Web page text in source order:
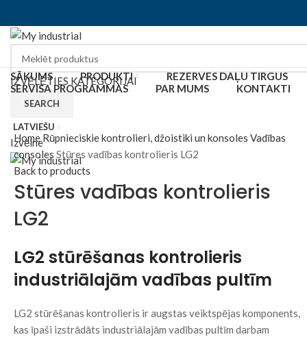
IZVĒLĒTIES KATEGORIJAI
SEARCH
LATVIEŠU
Izvēlne
SĀKUMS PRODUKTI
REZERVES DAĻU TIRGUS
SERVISA PROGRAMMAS
PAR MUMS KONTAKTI
Click to enlarge
Home Rūpnieciskie kontrolieri, džoistiki un konsoles Vadības
consoles Stūres vadības kontrolieris LG2
Back to products
Stūres vadības kontrolieris
LG2
LG2 stūrēšanas kontrolieris
industriālajām vadības pultīm
LG2 stūrēšanas kontrolieris ir augstas veiktspējas komponents,
kas īpaši izstrādāts industriālajām vadības pultīm darbam